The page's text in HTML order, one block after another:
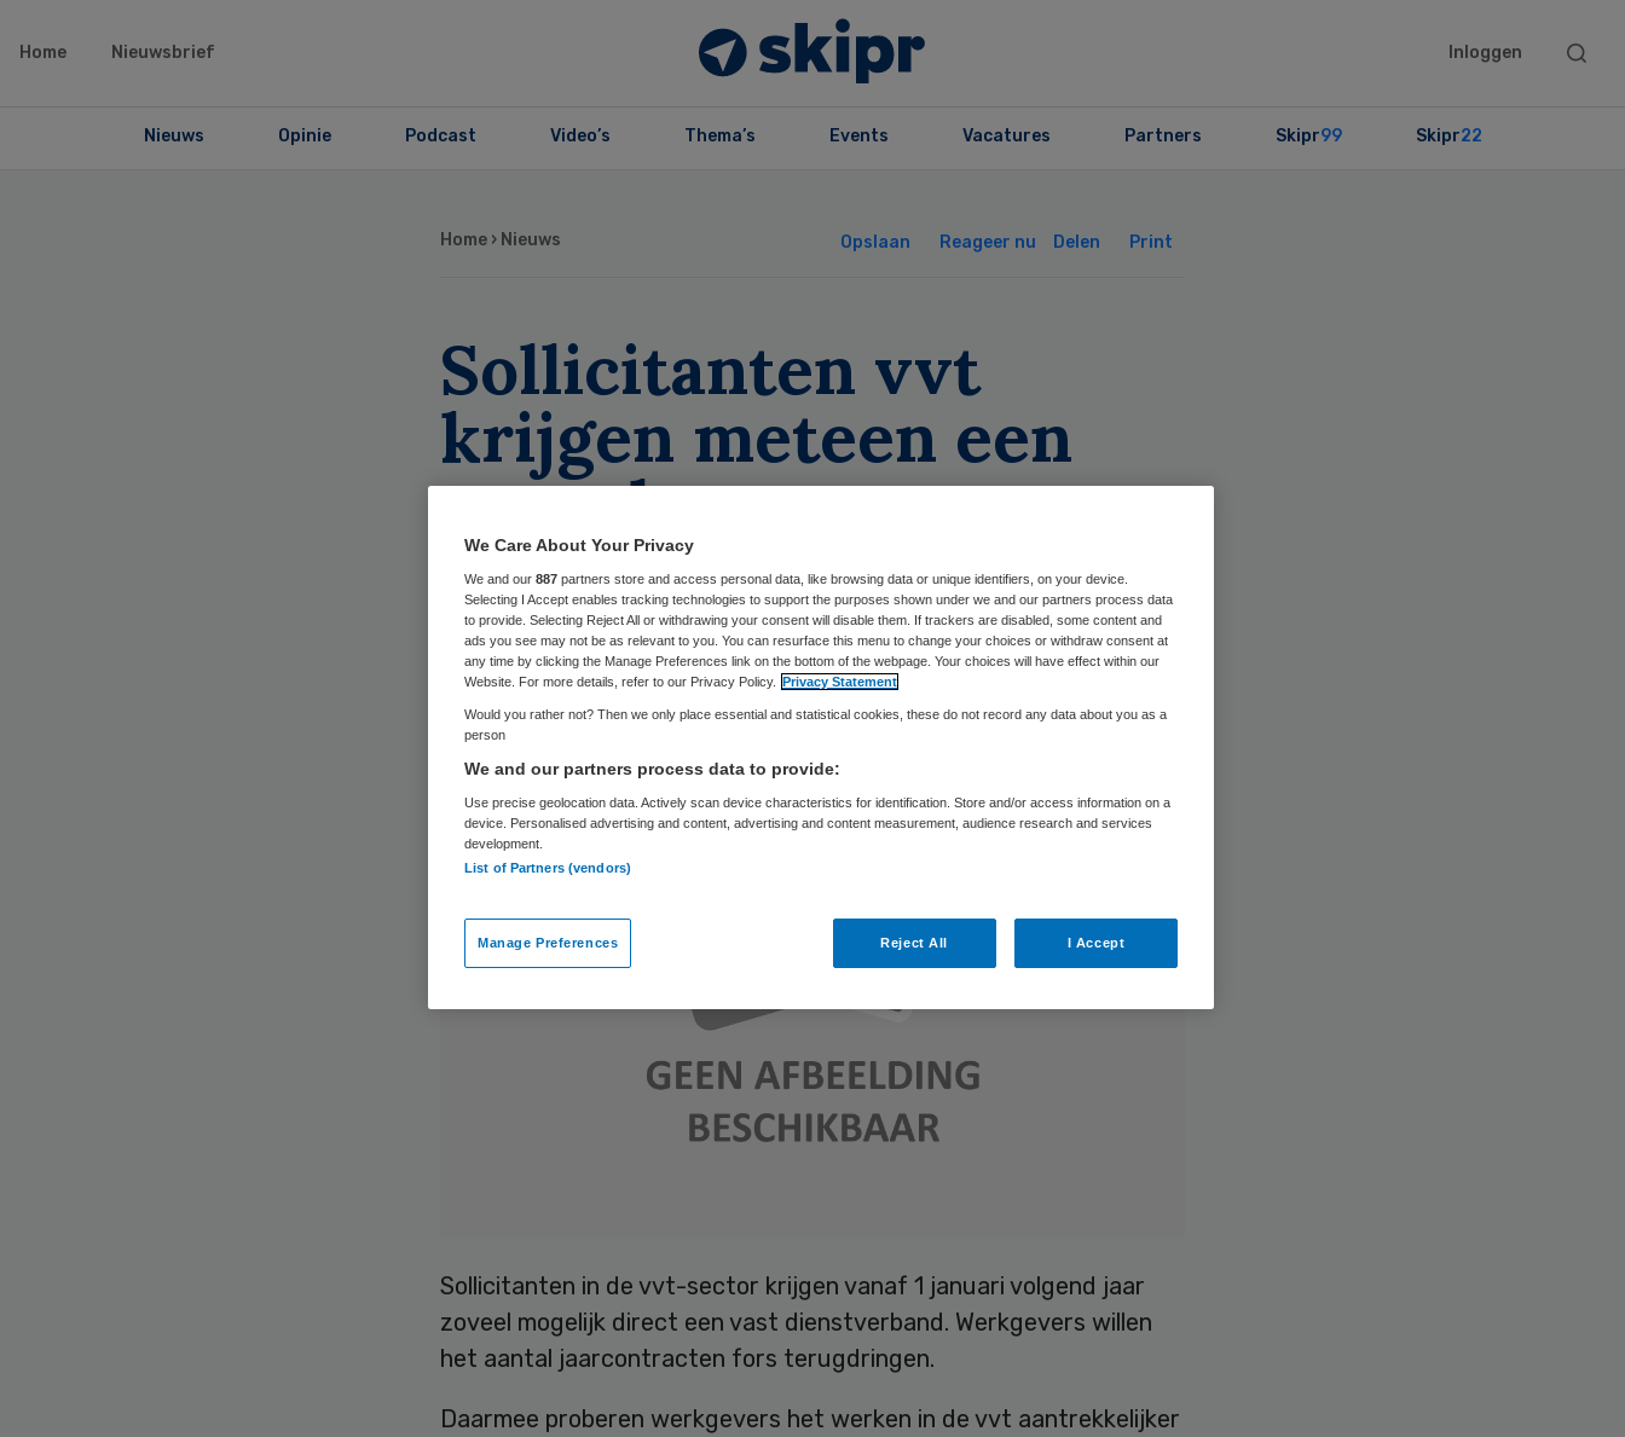
Home Nieuwsbrief Inloggen
Search
Nieuws Opinie Podcast Video’s Thema’s Events Vacatures Partners Skipr99 Skipr22
Home › Nieuws Opslaan Reageer nu Delen Print
Sollicitanten vvt
krijgen meteen een
vaste baan
Frits Baltesen 24 oktober 2019,13:00 769 keer gelezen
Sollicitanten in de vvt-sector krijgen vanaf 1 januari volgend jaar
zoveel mogelijk direct een vast dienstverband. Werkgevers willen
het aantal jaarcontracten fors terugdringen.
Daarmee proberen werkgevers het werken in de vvt aantrekkelijker
We Care About Your Privacy
We and our 887 partners store and access personal data, like browsing data or unique identifiers, on your device.
Selecting I Accept enables tracking technologies to support the purposes shown under we and our partners process data
to provide. Selecting Reject All or withdrawing your consent will disable them. If trackers are disabled, some content and
ads you see may not be as relevant to you. You can resurface this menu to change your choices or withdraw consent at
any time by clicking the Manage Preferences link on the bottom of the webpage. Your choices will have effect within our
Website. For more details, refer to our Privacy Policy. Privacy Statement
Would you rather not? Then we only place essential and statistical cookies, these do not record any data about you as a
person
We and our partners process data to provide:
Use precise geolocation data. Actively scan device characteristics for identification. Store and/or access information on a
device. Personalised advertising and content, advertising and content measurement, audience research and services
development.
List of Partners (vendors)
Manage Preferences Reject All I Accept